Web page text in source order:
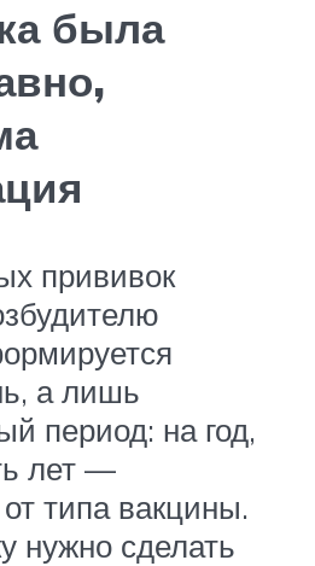
была
прививок
а лишь
период: на год,
лет —
типа вакцины.
нужно сделать